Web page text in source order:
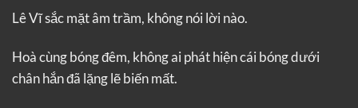
Lê Vĩ sắc mặt âm trầm, không nói lời nào.
Hoà cùng bóng đêm, không ai phát hiện cái bóng dưới
chân hắn đã lặng lẽ biến mất.